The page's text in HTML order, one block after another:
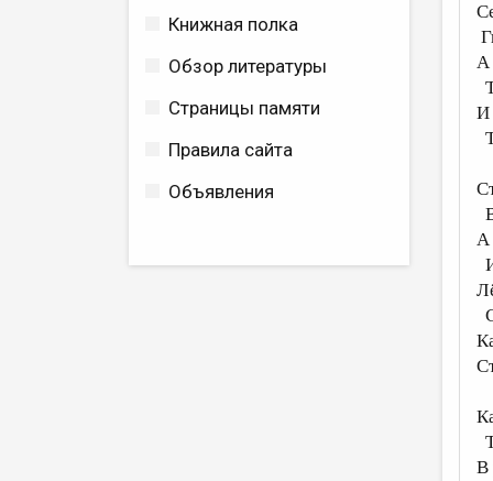
Книжная полка
Обзор литературы
Страницы памяти
Правила сайта
Объявления
А
И
А
В